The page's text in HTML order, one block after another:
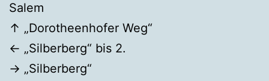
Salem
↑ „Dorotheenhofer Weg“
← „Silberberg“ bis 2.
→ „Silberberg“